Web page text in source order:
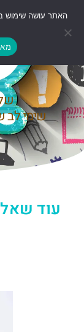
שימי לב
עוד
האתר עושה שימוש